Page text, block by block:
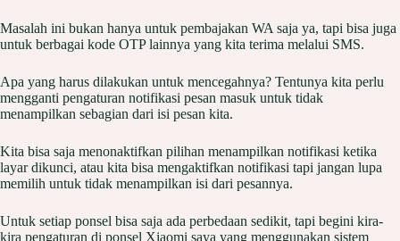
Masalah ini bukan hanya untuk pembajakan WA saja ya, tapi bisa juga
untuk berbagai kode OTP lainnya yang kita terima melalui SMS.
Apa yang harus dilakukan untuk mencegahnya? Tentunya kita perlu
mengganti pengaturan notifikasi pesan masuk untuk tidak
menampilkan sebagian dari isi pesan kita.
Kita bisa saja menonaktifkan pilihan menampilkan notifikasi ketika
layar dikunci, atau kita bisa mengaktifkan notifikasi tapi jangan lupa
memilih untuk tidak menampilkan isi dari pesannya.
Untuk setiap ponsel bisa saja ada perbedaan sedikit, tapi begini kira-
kira pengaturan di ponsel Xiaomi saya yang menggunakan sistem